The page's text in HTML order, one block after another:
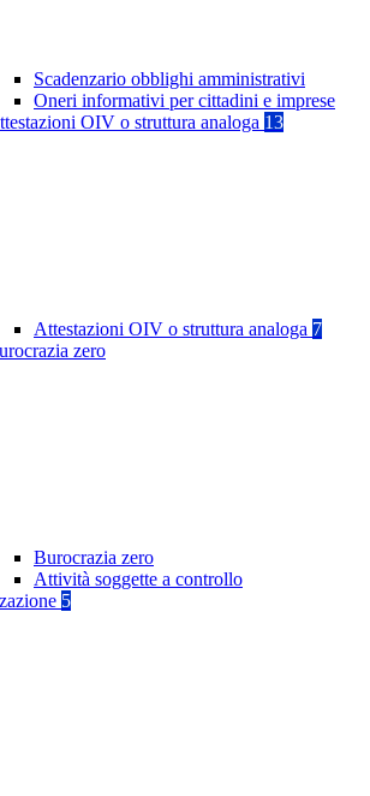
Scadenzario obblighi amministrativi
Oneri informativi per cittadini e imprese
OIV o struttura analoga 13
Attestazioni OIV o struttura analoga 7
zero
Burocrazia zero
Attività soggette a controllo
5